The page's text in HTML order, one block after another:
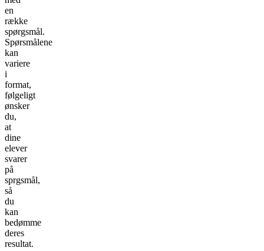
en
række
spørgsmål.
Spørsmålene
kan
variere
i
format,
følgeligt
ønsker
du,
at
dine
elever
svarer
på
sprgsmål,
så
du
kan
bedømme
deres
resultat.